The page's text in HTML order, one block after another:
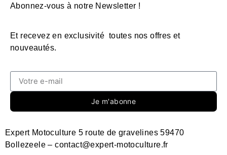
Abonnez-vous à notre Newsletter !
Et recevez en exclusivité toutes nos offres et
nouveautés.
Je m'abonne
Expert Motoculture 5 route de gravelines 59470
Bollezeele – contact@expert-motoculture.fr